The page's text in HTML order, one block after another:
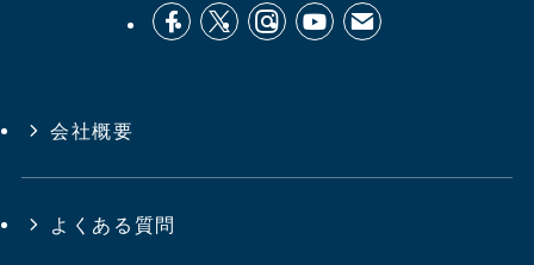
会社概要
よくある質問